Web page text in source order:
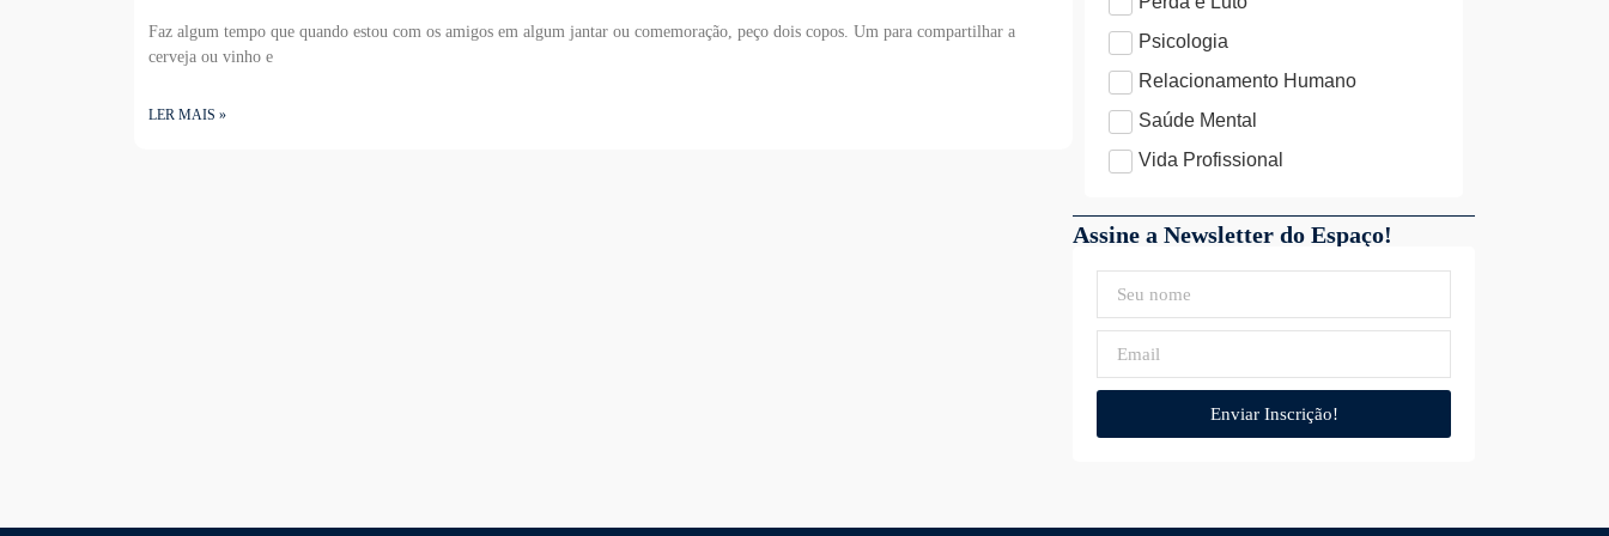
Faz algum tempo que quando estou com os amigos em algum jantar ou comemoração, peço dois copos. Um para compartilhar a
cerveja ou vinho e
LER MAIS »
Psicologia
Relacionamento Humano
Saúde Mental
Vida Profissional
Assine a Newsletter do Espaço!
Enviar Inscrição!